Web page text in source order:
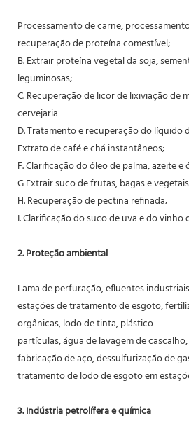
Processamento de carne,
recuperação de proteína comestível;
B. Extrair proteína vegetal da soja,
leguminosas;
C. Recuperação de licor de lixiviação de
cervejaria
D. Tratamento e recuperação do líquido
Extrato de café e chá instantâneos;
F. Clarificação do óleo de palma, azeite e
G Extrair suco de frutas, bagas e
H. Recuperação de pectina refinada;
I. Clarificação do suco de uva e do vinho
2. Proteção ambiental
Lama de perfuração, efluentes
estações de tratamento de esgoto,
orgânicas, lodo de tinta, plástico
partículas, água de lavagem de
fabricação de aço, dessulfurização de
tratamento de lodo de esgoto em
3. Indústria petrolífera e química